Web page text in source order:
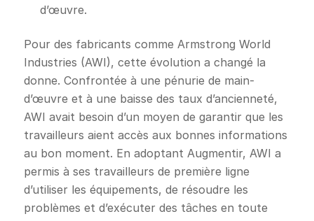
d’œuvre.
Pour des fabricants comme Armstrong World
Industries (AWI), cette évolution a changé la
donne. Confrontée à une pénurie de main-
d’œuvre et à une baisse des taux d’ancienneté,
AWI avait besoin d’un moyen de garantir que les
travailleurs aient accès aux bonnes informations
au bon moment. En adoptant Augmentir, AWI a
permis à ses travailleurs de première ligne
d’utiliser les équipements, de résoudre les
problèmes et d’exécuter des tâches en toute